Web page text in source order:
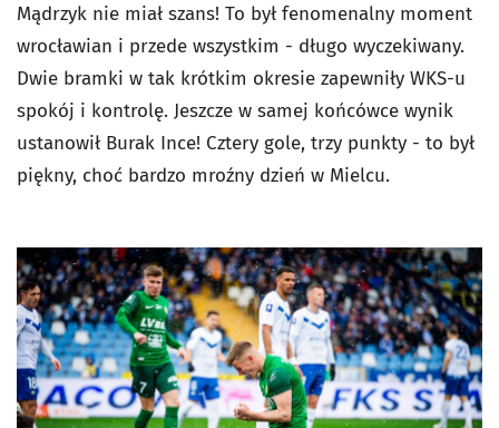
Mądrzyk nie miał szans! To był fenomenalny moment
wrocławian i przede wszystkim - długo wyczekiwany.
Dwie bramki w tak krótkim okresie zapewniły WKS-u
spokój i kontrolę. Jeszcze w samej końcówce wynik
ustanowił Burak Ince! Cztery gole, trzy punkty - to był
piękny, choć bardzo mroźny dzień w Mielcu.